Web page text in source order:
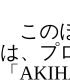
この
は、プ
「